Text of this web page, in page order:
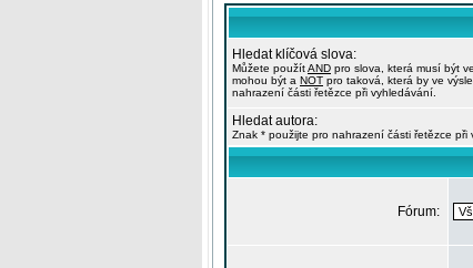
Hledat klíčová slova:
Můžete použítAND pro slova, která musí být
mohou být a NOT pro taková, která by ve
nahrazení části řetězce při vyhledávání.
Hledat autora:
Znak * použijte pro nahrazení části řetězce při
Fórum: